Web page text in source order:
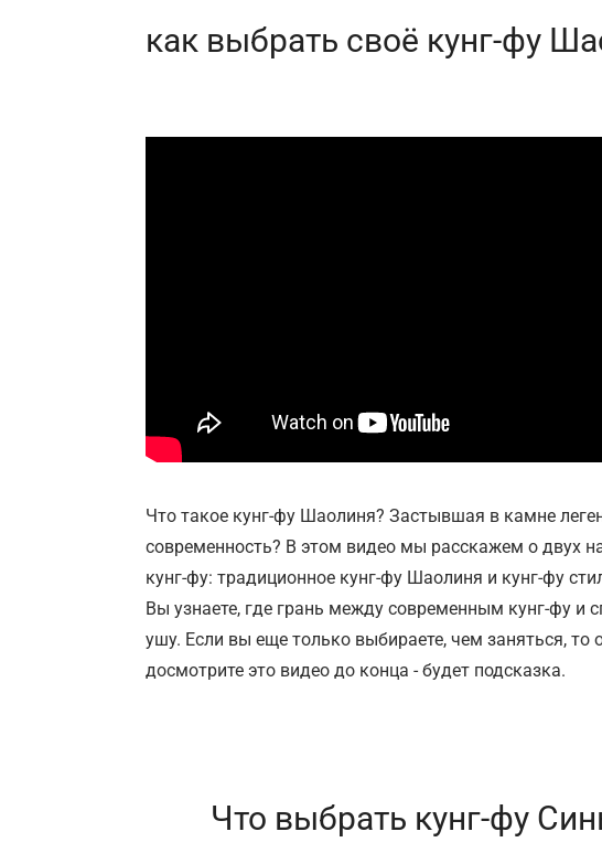
как выбрать своё кунг-фу
Что такое кунг-фу Шаолиня? Застывшая в камне
современность? В этом видео мы расскажем о двух
кунг-фу: традиционное кунг-фу Шаолиня и кунг-фу
Вы узнаете, где грань между современным кунг-фу и
ушу. Если вы еще только выбираете, чем заняться, то
досмотрите это видео до конца - будет подсказка.
Что выбрать кунг-фу